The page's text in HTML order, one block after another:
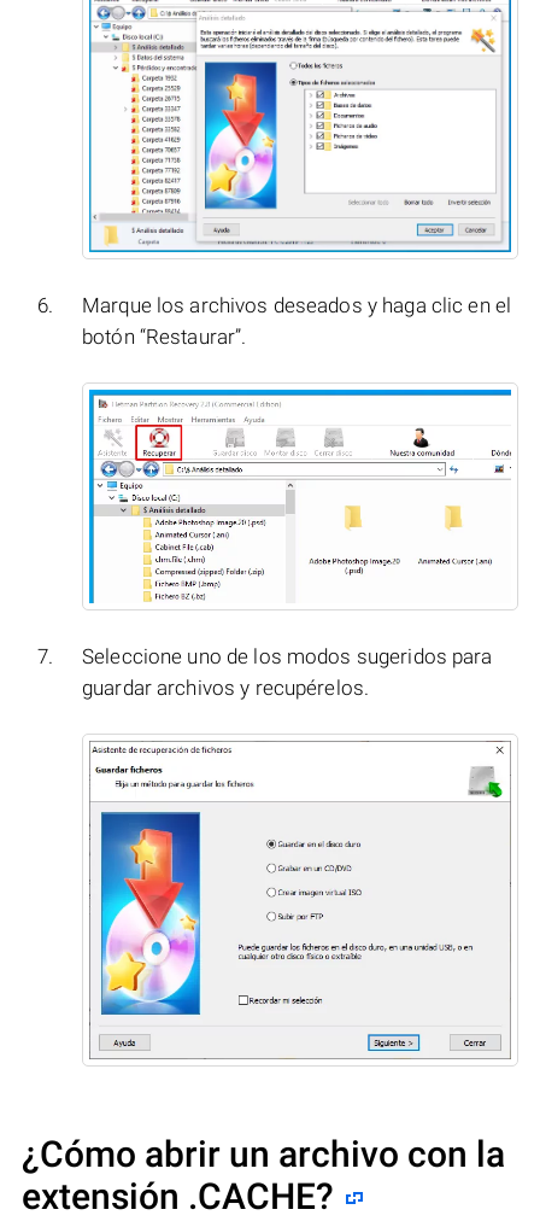
Marque los archivos deseados y haga clic en el
botón “Restaurar”.
Seleccione uno de los modos sugeridos para
guardar archivos y recupérelos.
¿Cómo abrir un archivo con la
extensión .CACHE?